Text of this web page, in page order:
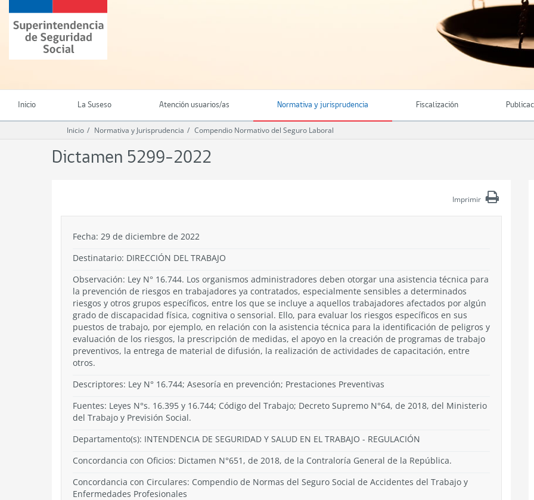
contenido
principal
Superintendencia
de
Seguridad
(SUSESO)
Chile
Inicio La Suseso Atención usuarios/as Normativa y jurisprudencia Fiscalización
Inicio Normativa y Jurisprudencia Compendio Normativo del Seguro Laboral
Dictamen 5299-2022
Imprimir
Fecha: 29 de diciembre de 2022
Destinatario: DIRECCIÓN DEL TRABAJO
Observación: Ley N° 16.744. Los organismos administradores deben otorgar una asistencia técnica para
la prevención de riesgos en trabajadores ya contratados, especialmente sensibles a determinados
riesgos y otros grupos específicos, entre los que se incluye a aquellos trabajadores afectados por algún
grado de discapacidad física, cognitiva o sensorial. Ello, para evaluar los riesgos específicos en sus
puestos de trabajo, por ejemplo, en relación con la asistencia técnica para la identificación de peligros y
evaluación de los riesgos, la prescripción de medidas, el apoyo en la creación de programas de trabajo
preventivos, la entrega de material de difusión, la realización de actividades de capacitación, entre
otros.
Descriptores: Ley N° 16.744; Asesoría en prevención; Prestaciones Preventivas
Fuentes: Leyes N°s. 16.395 y 16.744; Código del Trabajo; Decreto Supremo N°64, de 2018, del Ministerio
del Trabajo y Previsión Social.
Departamento(s): INTENDENCIA DE SEGURIDAD Y SALUD EN EL TRABAJO - REGULACIÓN
Concordancia con Oficios: Dictamen N°651, de 2018, de la Contraloría General de la República.
Concordancia con Circulares: Compendio de Normas del Seguro Social de Accidentes del Trabajo y
Enfermedades Profesionales